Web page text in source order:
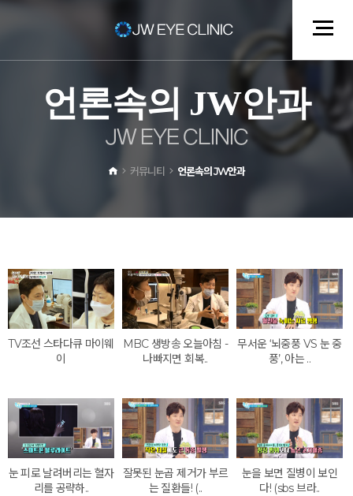
언론속의 JW안과
JW EYE CL N C
커뮤니티 언론속의 JW안과
TV조선 스타다큐 마이웨
이
MBC 생방송 오늘아침 -
나빠지면 회복..
무서운 ‘뇌중풍 VS 눈 중
풍’, 아는 ..
눈 피로 날려버리는 혈자
리를 공략하..
잘못된 눈곱 제거가 부르
는 질환들! (..
눈을 보면 질병이 보인
다! (sbs 브라..